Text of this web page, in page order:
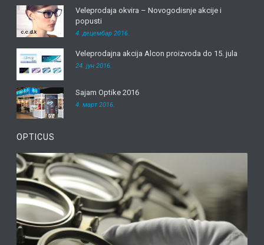
Veleprodaja okvira – Novogodisnje akcije i
popusti
4. децембар 2016.
Veleprodajna akcija Alcon proizvoda do 15. jula
24. јун 2016.
Sajam Optike 2016
4. март 2016.
OPTICUS